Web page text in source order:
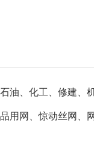
、化工、修建、
网、惊动丝网、